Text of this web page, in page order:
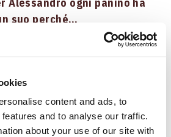
content and ads, to
and to analyse our traffic.
about your use of our site with
suo perché…
citazioni tratte
: la prima, per cui è
di materie prime, di
”. La seconda, secondo cui “un